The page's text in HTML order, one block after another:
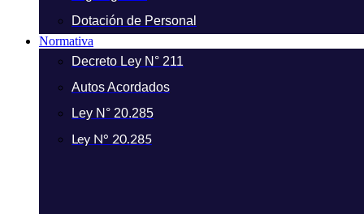
Dotación de Personal
Normativa
Decreto Ley N° 211
Autos Acordados
Ley N° 20.285
Ley N° 20.285